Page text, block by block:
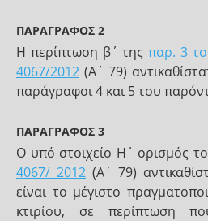
ΠΑΡΑΓΡΑΦΟΣ 2
H περίπτωση β΄ τηςπαρ. 3
4067/2012 (Α΄ 79)
παράγραφοι 4 και 5 του
ΠΑΡΑΓΡΑΦΟΣ 3
Ο υπό στοιχείο Η΄ ορισμός
4067/ 2012 (Α΄ 79)
είναι το μέγιστο
κτιρίου, σε περίπτωση